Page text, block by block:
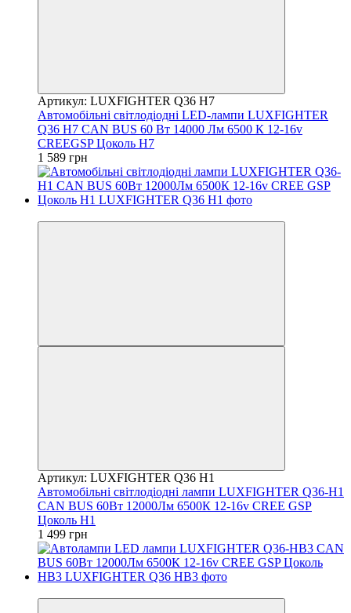
Артикул: LUXFIGHTER Q36 H7
Автомобільні світлодіодні LED-лампи LUXFIGHTER
Q36 H7 CAN BUS 60 Вт 14000 Лм 6500 К 12-16v
CREEGSP Цоколь H7
1 589 грн
Артикул: LUXFIGHTER Q36 H1
Автомобільні світлодіодні лампи LUXFIGHTER Q36-H1
CAN BUS 60Вт 12000Лм 6500К 12-16v CREE GSP
Цоколь H1
1 499 грн